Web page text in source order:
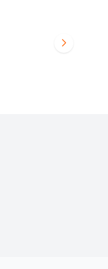
Bayi Girişiyapınız